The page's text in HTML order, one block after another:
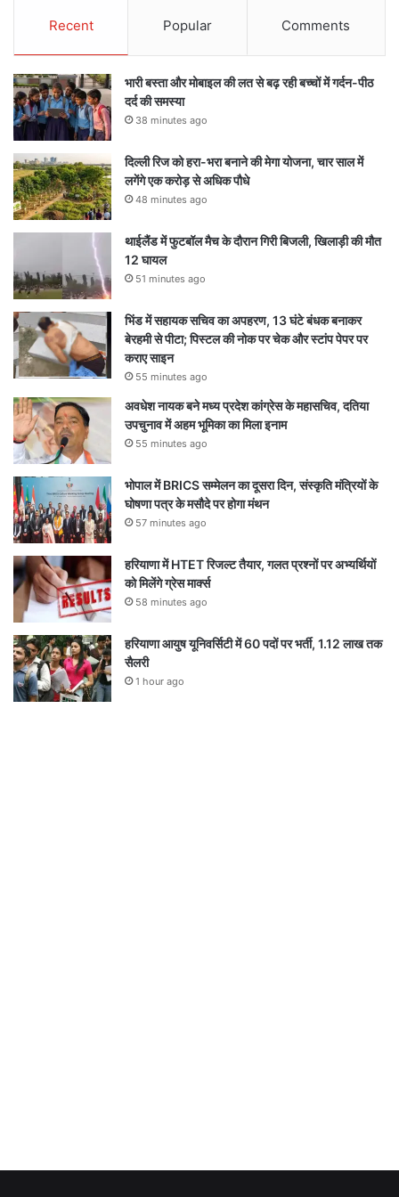
Recent Popular Comments
भारी बस्ता और मोबाइल की लत से बढ़ रही बच्चों में गर्दन-पीठ
दर्द की समस्या
38 minutes ago
दिल्ली रिज को हरा-भरा बनाने की मेगा योजना, चार साल में
लगेंगे एक करोड़ से अधिक पौधे
48 minutes ago
थाईलैंड में फुटबॉल मैच के दौरान गिरी बिजली, खिलाड़ी की मौत
12 घायल
51 minutes ago
भिंड में सहायक सचिव का अपहरण, 13 घंटे बंधक बनाकर
बेरहमी से पीटा; पिस्टल की नोक पर चेक और स्टांप पेपर पर
कराए साइन
55 minutes ago
अवधेश नायक बने मध्य प्रदेश कांग्रेस के महासचिव, दतिया
उपचुनाव में अहम भूमिका का मिला इनाम
55 minutes ago
भोपाल में BRICS सम्मेलन का दूसरा दिन, संस्कृति मंत्रियों के
घोषणा पत्र के मसौदे पर होगा मंथन
57 minutes ago
हरियाणा में HTET रिजल्ट तैयार, गलत प्रश्नों पर अभ्यर्थियों
को मिलेंगे ग्रेस मार्क्स
58 minutes ago
हरियाणा आयुष यूनिवर्सिटी में 60 पदों पर भर्ती, 1.12 लाख तक
सैलरी
1 hour ago